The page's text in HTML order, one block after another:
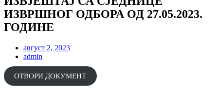
ИЗВРШНОГ ОДБОРА ОД 27.05.2023.
ГОДИНЕ
август 2, 2023
admin
ОТВОРИ ДОКУМЕНТ